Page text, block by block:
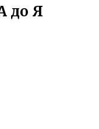
до Я